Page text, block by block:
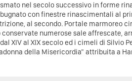
nel secolo successivo in forme
con finestre rinascimentali al
al secondo. Portale marmoreo
numerose sale affrescate,
XIV al XIX secolo ed i cimeli di Silvio
della Misericordia" attribuita a